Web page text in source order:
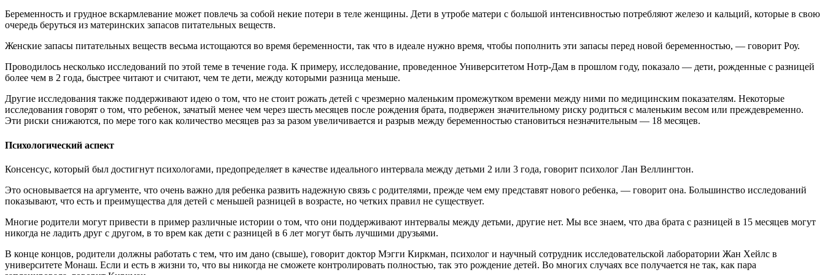
Беременность и грудное вскармлевание может повлечь за собой некие потери в теле женщины. Дети в утробе матери с большой интенсивностью потребляют железо и кальций, которые в свою
очередь беруться из материнских запасов питательных веществ.
Женские запасы питательных веществ весьма истощаются во время беременности, так что в идеале нужно время, чтобы пополнить эти запасы перед новой беременностью, — говорит Роу.
Проводилось несколько исследований по этой теме в течение года. К примеру, исследование, проведенное Университетом Нотр-Дам в прошлом году, показало — дети, рожденные с разницей
более чем в 2 года, быстрее читают и считают, чем те дети, между которыми разница меньше.
Другие исследования также поддерживают идею о том, что не стоит рожать детей с чрезмерно маленьким промежутком времени между ними по медицинским показателям. Некоторые
исследования говорят о том, что ребенок, зачатый менее чем через шесть месяцев после рождения брата, подвержен значительному риску родиться с маленьким весом или преждевременно.
Эти риски снижаются, по мере того как количество месяцев раз за разом увеличивается и разрыв между беременностью становиться незначительным — 18 месяцев.
Психологический аспект
Консенсус, который был достигнут психологами, предопределяет в качестве идеального интервала между детьми 2 или 3 года, говорит психолог Лан Веллингтон.
Это основывается на аргументе, что очень важно для ребенка развить надежную связь с родителями, прежде чем ему представят нового ребенка, — говорит она. Большинство исследований
показывают, что есть и преимущества для детей с меньшей разницей в возрасте, но четких правил не существует.
Многие родители могут привести в пример различные истории о том, что они поддерживают интервалы между детьми, другие нет. Мы все знаем, что два брата с разницей в 15 месяцев могут
никогда не ладить друг с другом, в то врем как дети с разницей в 6 лет могут быть лучшими друзьями.
В конце концов, родители должны работать с тем, что им дано (свыше), говорит доктор Мэгги Киркман, психолог и научный сотрудник исследовательской лаборатории Жан Хейлс в
университете Монаш. Если и есть в жизни то, что вы никогда не сможете контролировать полностью, так это рождение детей. Во многих случаях все получается не так, как пара